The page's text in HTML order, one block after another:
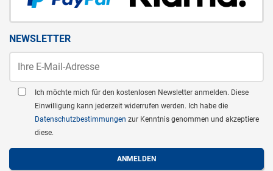
NEWSLETTER
Ich möchte mich für den kostenlosen Newsletter anmelden. Diese
Einwilligung kann jederzeit widerrufen werden. Ich habe die
Datenschutzbestimmungen zur Kenntnis genommen und akzeptiere
diese.